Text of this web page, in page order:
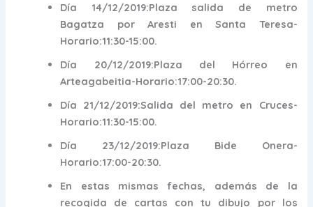
Día 14/12/2019:Plaza salida de metro
Bagatza por Aresti en Santa Teresa-
Horario:11:30-15:00.
Día 20/12/2019:Plaza del Hórreo en
Arteagabeitia-Horario:17:00-20:30.
Día 21/12/2019:Salida del metro en Cruces-
Horario:11:30-15:00.
Día 23/12/2019:Plaza Bide Onera-
Horario:17:00-20:30.
En estas mismas fechas, además de la
recogida de cartas con tu dibujo por los